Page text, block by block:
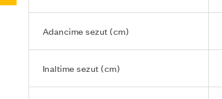
Adancime sezut (cm)
Inaltime sezut (cm)